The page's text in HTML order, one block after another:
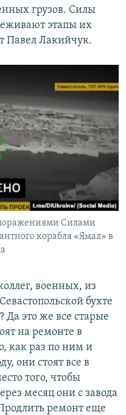
грузов. Силы
этапы их
Павел Лакийчук.
Силами
корабля «Ямал» в
военных, из
бухте
Да это же все старые
на ремонте в
как раз по ним и
они стоят все в
того, чтобы
месяц они с завода
ремонт еще